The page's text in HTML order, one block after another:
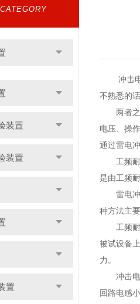
装置
装置
置
冲击电
不熟悉的
两者之间
电压、操
通过雷电
工频耐压
是由工频
雷电冲击
种方法主
工频耐压
被试设备
力。
冲击电压
回路电感